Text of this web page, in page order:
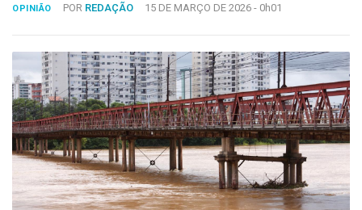
FALE
CONOSCO
Copyright
2024
Desenvolvido
por
Tecnologia
OPINIÃO POR REDAÇÃO 15 DE MARÇO DE 2026 - 0h01